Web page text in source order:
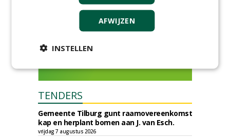
TENDERS
Gemeente Tilburg gunt raamovereenkomst
kap en herplant bomen aan J. van Esch.
vrijdag 7 augustus 2026
AFWIJZEN
INSTELLEN